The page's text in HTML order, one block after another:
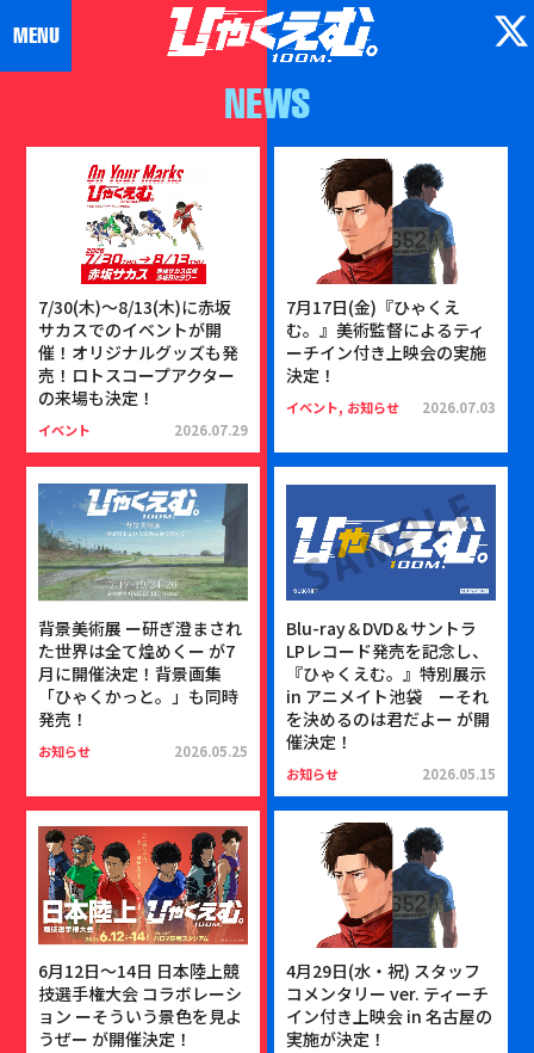
NEWS
7/30(木)〜8/13(木)に赤坂
サカスでのイベントが開
催！オリジナルグッズも発
売！ロトスコープアクター
の来場も決定！
イベント 2026.07.29
7月17日(金)『ひゃくえ
む。』美術監督によるティ
ーチイン付き上映会の実施
決定！
イベント, お知らせ 2026.07.03
背景美術展 ー研ぎ澄まされ
た世界は全て煌めくー が7
月に開催決定！背景画集
「ひゃくかっと。」も同時
発売！
お知らせ 2026.05.25
Blu-ray＆DVD＆サントラ
LPレコード発売を記念し、
『ひゃくえむ。』特別展示
in アニメイト池袋 ーそれ
を決めるのは君だよー が開
催決定！
お知らせ 2026.05.15
6月12日〜14日 日本陸上競
技選手権大会 コラボレーシ
ョン ーそういう景色を見よ
うぜー が開催決定！
4月29日(水・祝) スタッフ
コメンタリー ver. ティーチ
イン付き上映会 in 名古屋の
実施が決定！